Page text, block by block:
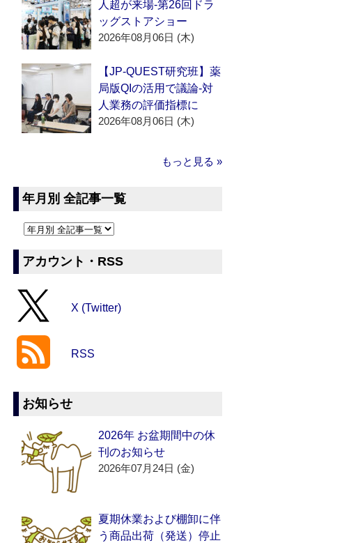
人超が来場‐第26回ドラ
ッグストアショー
2026年08月06日 (木)
【JP-QUEST研究班】薬
局版QIの活用で議論‐対
人業務の評価指標に
2026年08月06日 (木)
もっと見る »
年月別 全記事一覧
アカウント・RSS
X (Twitter)
RSS
お知らせ
2026年 お盆期間中の休
刊のお知らせ
2026年07月24日 (金)
夏期休業および棚卸に伴
う商品出荷（発送）停止